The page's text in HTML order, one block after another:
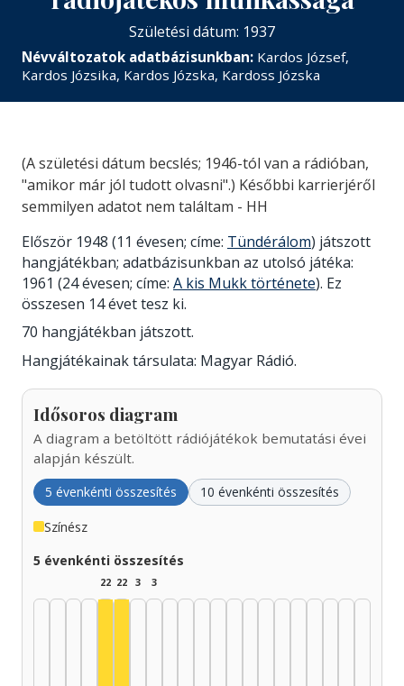
Születési dátum: 1937
Névváltozatok adatbázisunkban: Kardos József,
Kardos Józsika, Kardos Józska, Kardoss Józska
(A születési dátum becslés; 1946-tól van a rádióban,
"amikor már jól tudott olvasni".) Későbbi karrierjéről
semmilyen adatot nem találtam - HH
Először 1948 (11 évesen; címe: Tündérálom) játszott
hangjátékban; adatbázisunkban az utolsó játéka:
1961 (24 évesen; címe: A kis Mukk története). Ez
összesen 14 évet tesz ki.
70 hangjátékban játszott.
Hangjátékainak társulata: Magyar Rádió.
Idősoros diagram
A diagram a betöltött rádiójátékok bemutatási évei
alapján készült.
5 évenkénti összesítés 10 évenkénti összesítés
Színész
5 évenkénti összesítés
22 22 3 3